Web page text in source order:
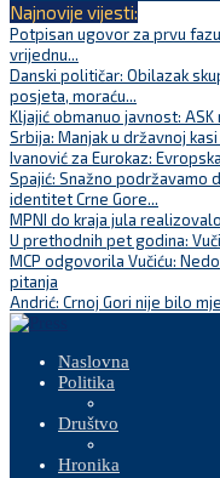
Najnovije vijesti:
Potpisan ugovor za prvu
vrijednu...
Danski političar: Obilazak
posjeta, moraću...
Kljajić obmanuo javnost:
Srbija: Manjak u državnoj
Ivanović za Eurokaz:
Spajić: Snažno podržavamo
identitet Crne Gore...
MPNI do kraja jula
U prethodnih pet godina:
MCP odgovorila Vučiću:
pitanja
Andrić: Crnoj Gori nije bilo
Naslovna
Politika
Društvo
Hronika